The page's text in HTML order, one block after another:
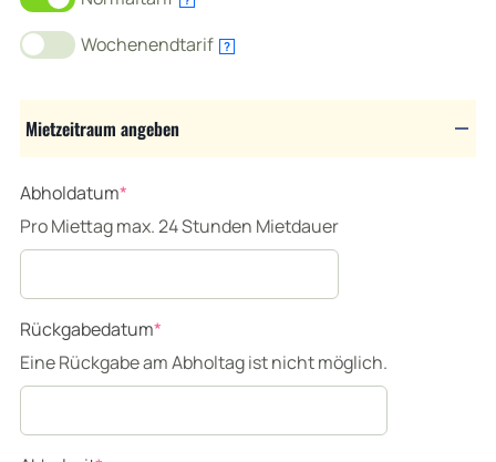
Wochenendtarif ?
Mietzeitraum angeben
Abholdatum*
Pro Miettag max. 24 Stunden Mietdauer
Rückgabedatum*
Eine Rückgabe am Abholtag ist nicht möglich.